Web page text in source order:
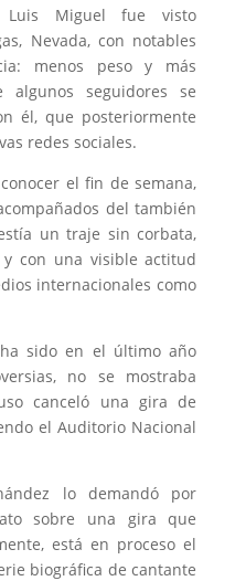
Luis Miguel fue visto
Nevada, con notables
menos peso y más
seguidores se
él, que posteriormente
redes sociales.
el fin de semana,
del también
un traje sin corbata,
con una visible actitud
internacionales como
sido en el último año
no se mostraba
canceló una gira de
el Auditorio Nacional
lo demandó por
sobre una gira que
está en proceso el
biográfica de cantante